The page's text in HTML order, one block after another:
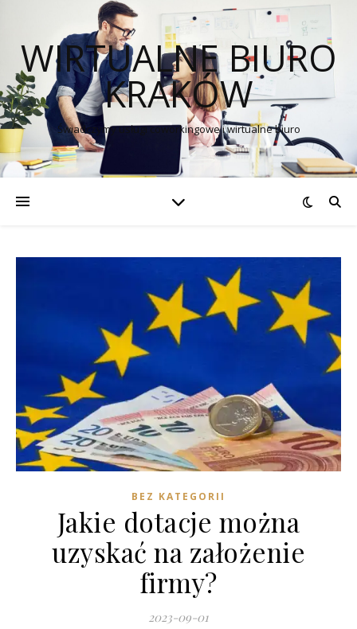
WIRTUALNE BIURO
KRAKÓW
Świadczymy usługi coworkingowe i wirtualne biuro
BEZ KATEGORII
Jakie dotacje można
uzyskać na założenie
firmy?
2023-09-01